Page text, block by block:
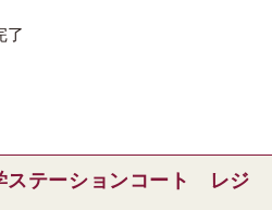
了
ステーションコート レジ